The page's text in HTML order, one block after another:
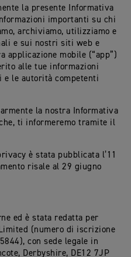
la presente Informativa
importanti su chi
archiviamo, utilizziamo e
e sui nostri siti web e
applicazione mobile (“app”)
alle tue informazioni
e le autorità competenti
la nostra Informativa
ti informeremo tramite il
è stata pubblicata l’11
risale al 29 giugno
ed è stata redatta per
(numero di iscrizione
con sede legale in
Derbyshire, DE12 7JP